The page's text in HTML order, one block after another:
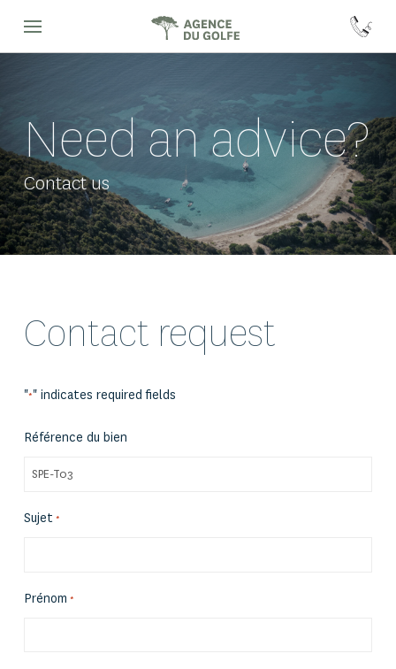
Need an advice?
Contact us
Contact request
"*" indicates required fields
Référence du bien
Sujet *
Prénom *